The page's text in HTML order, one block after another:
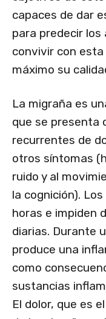
capaces de dar
para predecir los
convivir con
máximo su
La migraña es
que se presenta
recurrentes de
otros síntomas
ruido y al
la cognición).
horas e impiden
diarias. Durante
produce una
como
sustancias
El dolor, que es